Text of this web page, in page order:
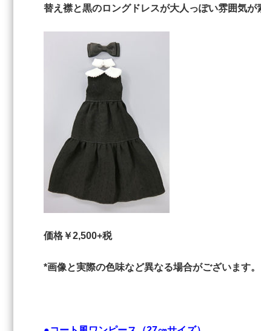
替え襟と黒のロングドレスが大人っぽい雰囲気が
価格￥2,500+税
*画像と実際の色味など異なる場合がございます。